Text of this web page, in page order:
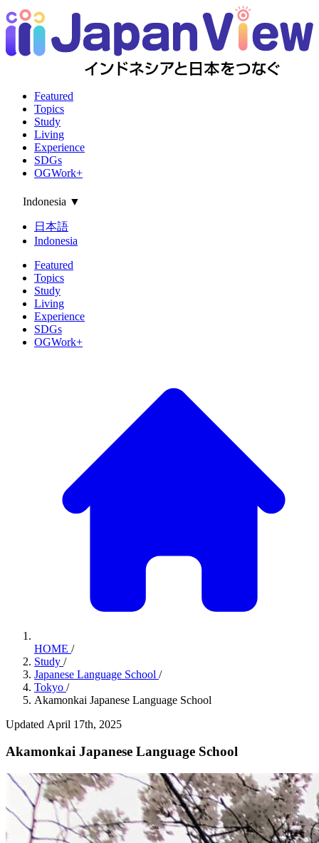
Featured
Topics
Study
Living
Experience
SDGs
OGWork+
Indonesia ▼
日本語
Indonesia
Featured
Topics
Study
Living
Experience
SDGs
OGWork+
HOME /
Study /
Japanese Language School /
Tokyo /
Akamonkai Japanese Language School
Updated April 17th, 2025
Akamonkai Japanese Language School